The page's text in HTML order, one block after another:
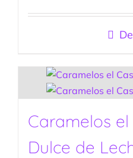
Caramelos
Dulce de